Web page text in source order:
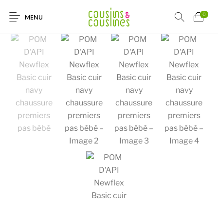
MENU
0
Nouveautés Promotions Chaussures Vêtements Filles
Vêtements